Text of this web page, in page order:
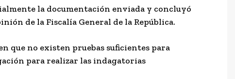
la documentación enviada y concluyó
de la Fiscalía General de la República.
que no existen pruebas suficientes para
para realizar las indagatorias